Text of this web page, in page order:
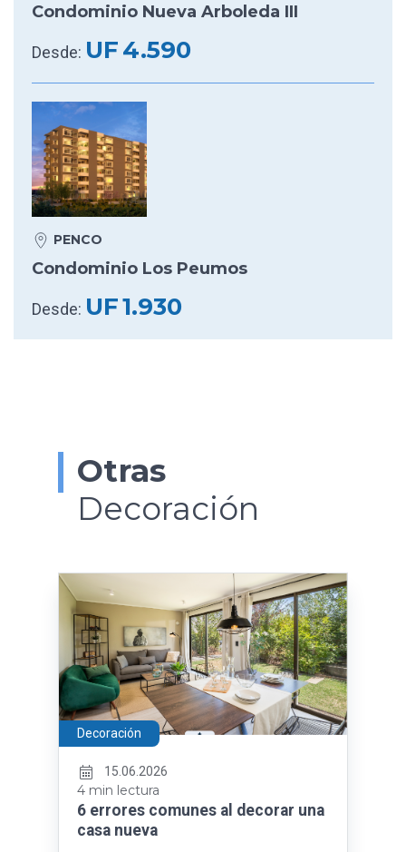
Condominio Nueva Arboleda III
Desde: UF4.590
PENCO
Condominio Los Peumos
Desde: UF1.930
Otras
Decoración
Decoración
15.06.2026
4 min lectura
6 errores comunes al decorar una
casa nueva